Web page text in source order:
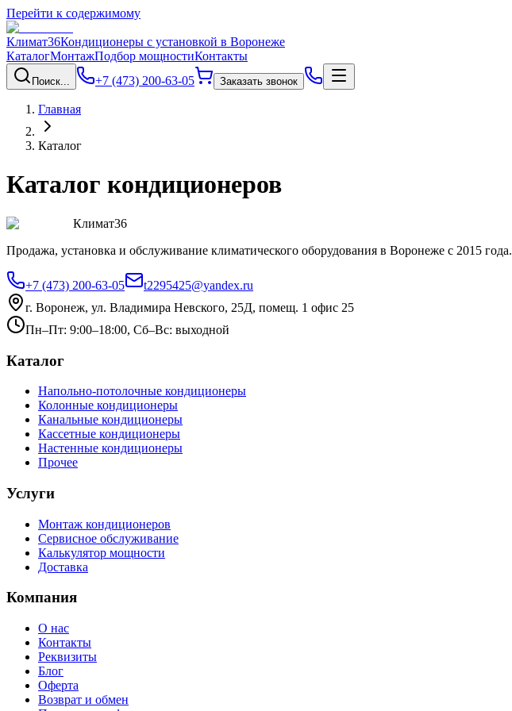
Перейти к содержимому
Климат36Кондиционеры с установкой в Воронеже
КаталогМонтажПодбор мощностиКонтакты
Поиск... +7 (473) 200-63-05 Заказать звонок
Главная
Каталог
Каталог кондиционеров
Климат36
Продажа, установка и обслуживание климатического оборудования в Воронеже с 2015 года.
+7 (473) 200-63-05
t2295425@yandex.ru
г. Воронеж, ул. Владимира Невского, 25Д, помещ. 1 офис 25
Пн–Пт: 9:00–18:00, Сб–Вс: выходной
Каталог
Напольно-потолочные кондиционеры
Колонные кондиционеры
Канальные кондиционеры
Кассетные кондиционеры
Настенные кондиционеры
Прочее
Услуги
Монтаж кондиционеров
Сервисное обслуживание
Калькулятор мощности
Доставка
Компания
О нас
Контакты
Реквизиты
Блог
Оферта
Возврат и обмен